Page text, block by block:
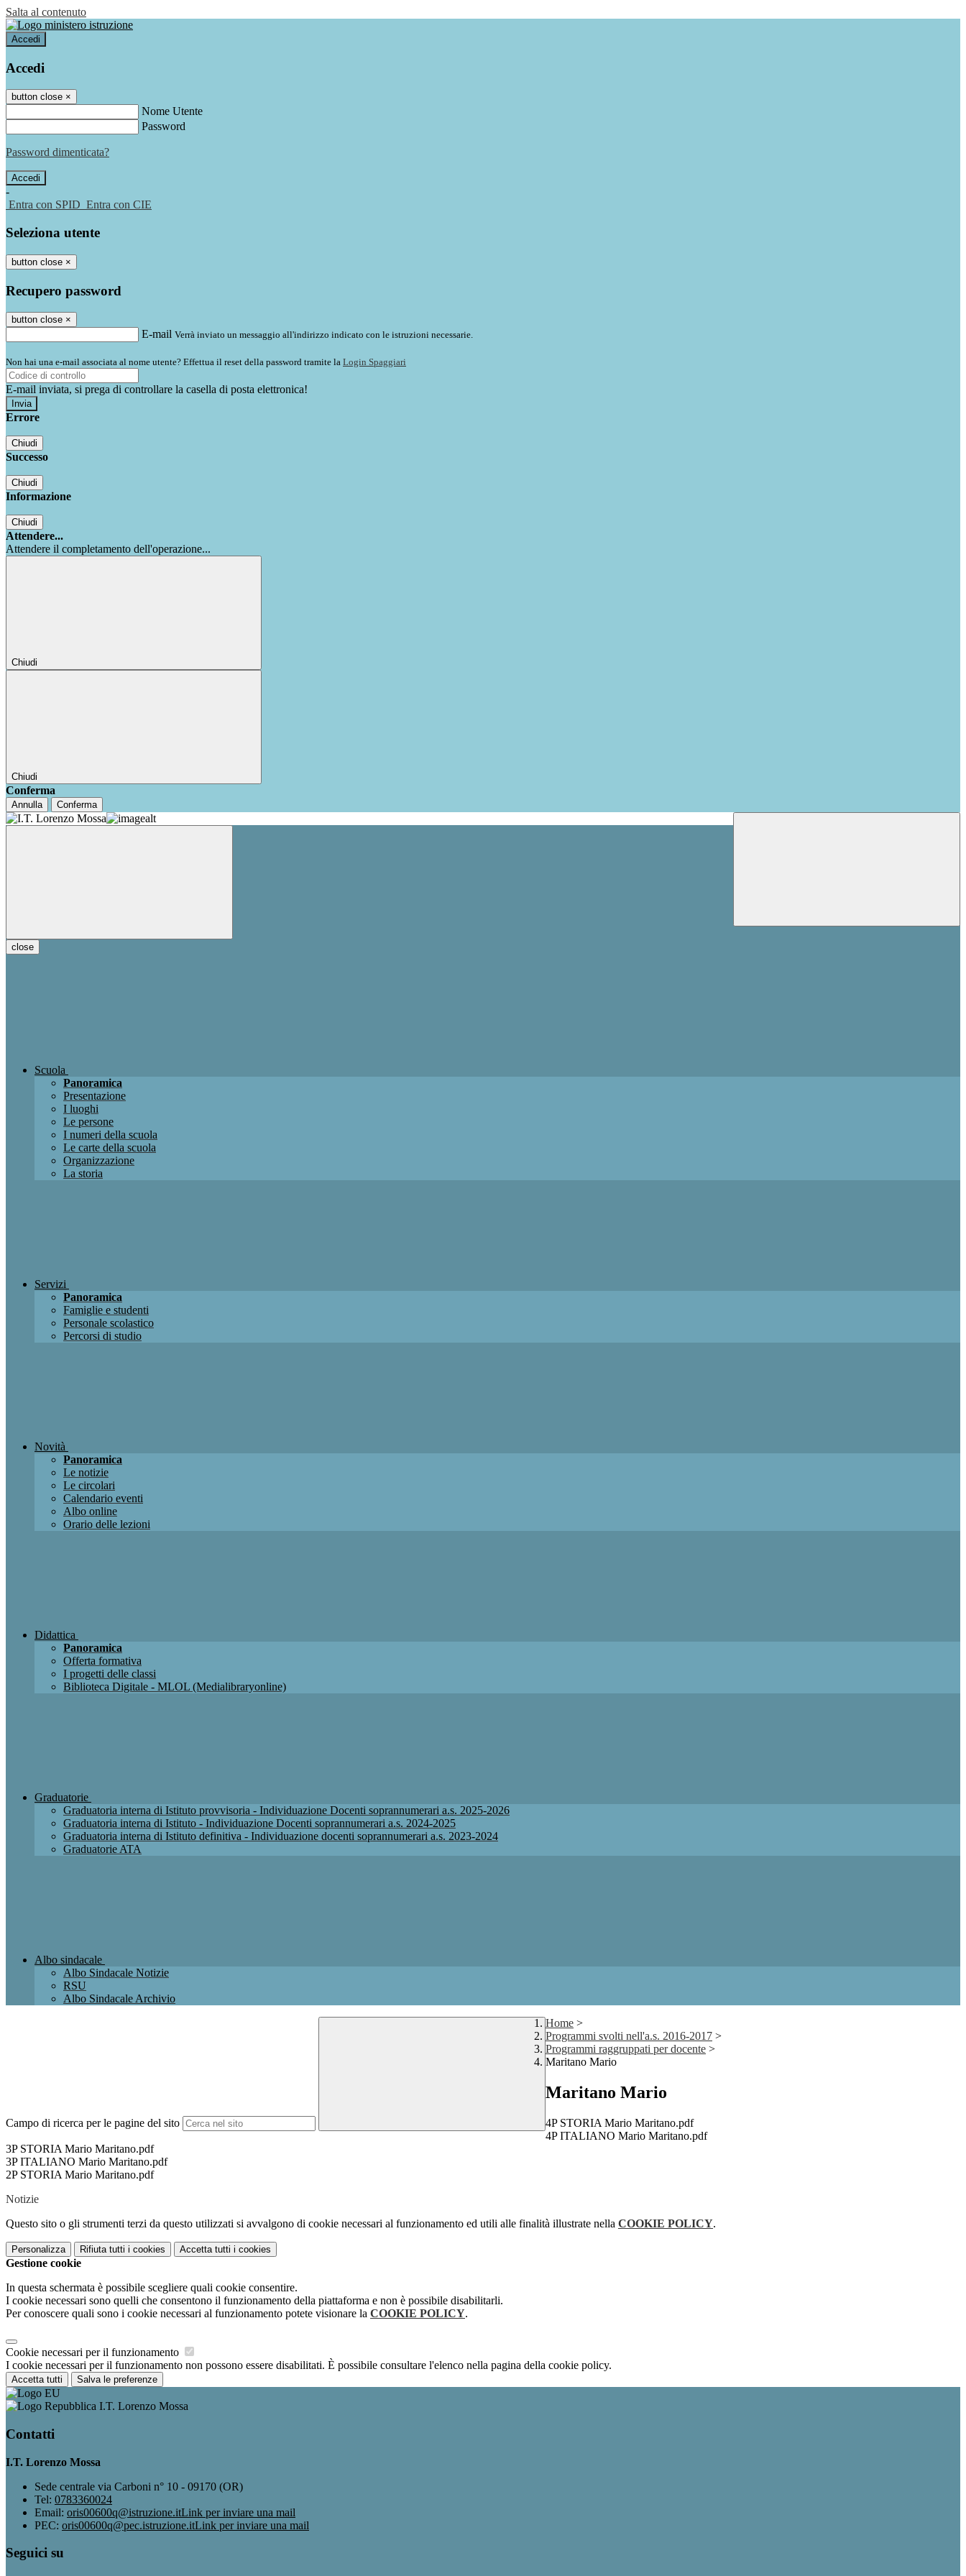
Salta al contenuto
Accedi
Accedi
button close ×
Nome Utente
Password
Password dimenticata?
-
Entra con SPID Entra con CIE
Seleziona utente
button close ×
Recupero password
button close ×
E-mail Verrà inviato un messaggio all'indirizzo indicato con le istruzioni necessarie.
Non hai una e-mail associata al nome utente? Effettua il reset della password tramite la Login Spaggiari
E-mail inviata, si prega di controllare la casella di posta elettronica!
Errore
Chiudi
Successo
Chiudi
Informazione
Chiudi
Attendere...
Attendere il completamento dell'operazione...
Chiudi
Chiudi
Conferma
Annulla Conferma
close
Scuola
Panoramica
Presentazione
I luoghi
Le persone
I numeri della scuola
Le carte della scuola
Organizzazione
La storia
Servizi
Panoramica
Famiglie e studenti
Personale scolastico
Percorsi di studio
Novità
Panoramica
Le notizie
Le circolari
Calendario eventi
Albo online
Orario delle lezioni
Didattica
Panoramica
Offerta formativa
I progetti delle classi
Biblioteca Digitale - MLOL (Medialibraryonline)
Graduatorie
Graduatoria interna di Istituto provvisoria - Individuazione Docenti soprannumerari a.s. 2025-2026
Graduatoria interna di Istituto - Individuazione Docenti soprannumerari a.s. 2024-2025
Graduatoria interna di Istituto definitiva - Individuazione docenti soprannumerari a.s. 2023-2024
Graduatorie ATA
Albo sindacale
Albo Sindacale Notizie
RSU
Albo Sindacale Archivio
Campo di ricerca per le pagine del sito
Home >
Programmi svolti nell'a.s. 2016-2017 >
Programmi raggruppati per docente >
Maritano Mario
Maritano Mario
4P STORIA Mario Maritano.pdf
4P ITALIANO Mario Maritano.pdf
3P STORIA Mario Maritano.pdf
3P ITALIANO Mario Maritano.pdf
2P STORIA Mario Maritano.pdf
Notizie
Questo sito o gli strumenti terzi da questo utilizzati si avvalgono di cookie necessari al funzionamento ed utili alle finalità illustrate nella COOKIE POLICY.
Personalizza Rifiuta tutti i cookies Accetta tutti i cookies
Gestione cookie
In questa schermata è possibile scegliere quali cookie consentire.
I cookie necessari sono quelli che consentono il funzionamento della piattaforma e non è possibile disabilitarli.
Per conoscere quali sono i cookie necessari al funzionamento potete visionare la COOKIE POLICY.
Cookie necessari per il funzionamento
I cookie necessari per il funzionamento non possono essere disabilitati. È possibile consultare l'elenco nella pagina della cookie policy.
Accetta tutti Salva le preferenze
I.T. Lorenzo Mossa
Contatti
I.T. Lorenzo Mossa
Sede centrale via Carboni n° 10 - 09170 (OR)
Tel: 0783360024
Email: oris00600q@istruzione.itLink per inviare una mail
PEC: oris00600q@pec.istruzione.itLink per inviare una mail
Seguici su